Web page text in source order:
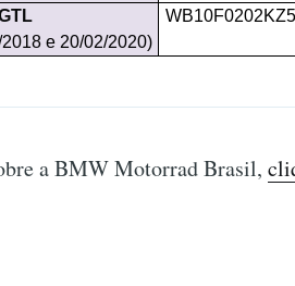
e 20/02/2020)
a BMW Motorrad Brasil,